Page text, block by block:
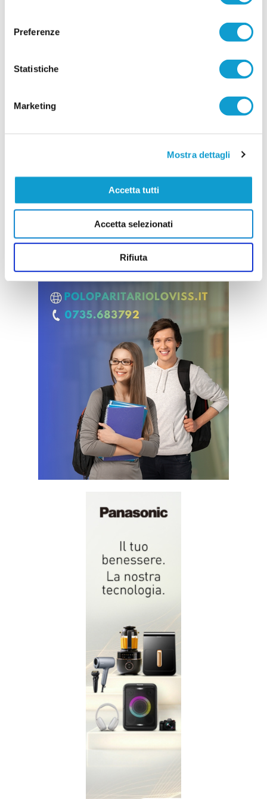
Preferenze
Statistiche
Marketing
Mostra dettagli
Accetta tutti
Accetta selezionati
Rifiuta
AMATORI CALCIO APPIGNANO. La società
Vai all'edizione provinciale